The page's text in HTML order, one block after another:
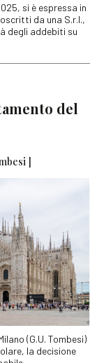
si è espressa in
da una S.r.l.,
degli addebiti su
del
]
(G.U. Tombesi)
la decisione